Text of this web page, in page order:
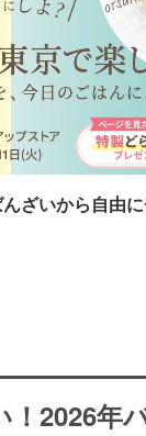
ざいから自由
！2026年